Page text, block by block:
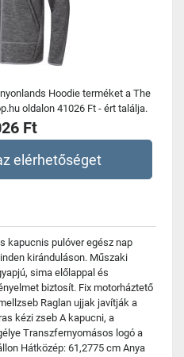
Hoodie terméket a The
oldalon 41026 Ft - ért találja.
Ft
elérhetőséget
kapucnis pulóver egész nap
kiránduláson. Műszaki
sima előlappal és
biztosít. Fix motorháztető
Raglan ujjak javítják a
kézi zseb A kapucni, a
Transzfernyomásos logó a
Hátközép: 61,2775 cm Anya